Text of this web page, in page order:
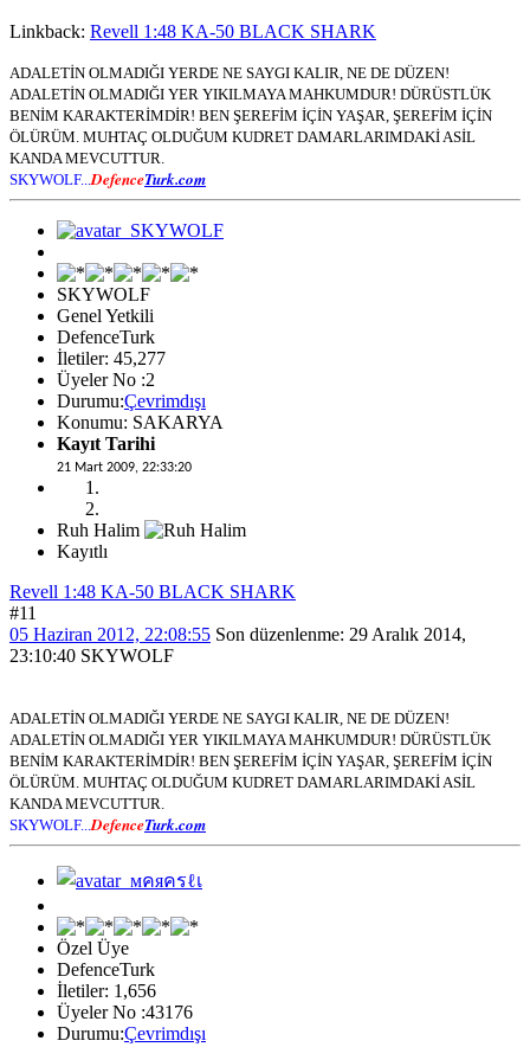
Linkback: Revell 1:48 KA-50 BLACK SHARK
ADALETİN OLMADIĞI YERDE NE SAYGI KALIR, NE DE DÜZEN!
ADALETİN OLMADIĞI YER YIKILMAYA MAHKUMDUR! DÜRÜSTLÜK
BENİM KARAKTERİMDİR! BEN ŞEREFİM İÇİN YAŞAR, ŞEREFİM İÇİN
ÖLÜRÜM. MUHTAÇ OLDUĞUM KUDRET DAMARLARIMDAKİ ASİL
KANDA MEVCUTTUR.
SKYWOLF... DefenceTurk.com
SKYWOLF
Genel Yetkili
DefenceTurk
İletiler: 45,277
Üyeler No :2
Durumu:Çevrimdışı
Konumu: SAKARYA
Kayıt Tarihi
21 Mart 2009, 22:33:20
Ruh Halim
Kayıtlı
Revell 1:48 KA-50 BLACK SHARK
#11
05 Haziran 2012, 22:08:55 Son düzenlenme: 29 Aralık 2014,
23:10:40 SKYWOLF
ADALETİN OLMADIĞI YERDE NE SAYGI KALIR, NE DE DÜZEN!
ADALETİN OLMADIĞI YER YIKILMAYA MAHKUMDUR! DÜRÜSTLÜK
BENİM KARAKTERİMDİR! BEN ŞEREFİM İÇİN YAŞAR, ŞEREFİM İÇİN
ÖLÜRÜM. MUHTAÇ OLDUĞUM KUDRET DAMARLARIMDAKİ ASİL
KANDA MEVCUTTUR.
SKYWOLF... DefenceTurk.com
Özel Üye
DefenceTurk
İletiler: 1,656
Üyeler No :43176
Durumu:Çevrimdışı